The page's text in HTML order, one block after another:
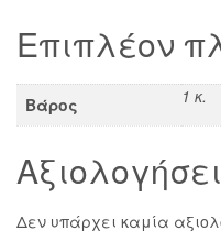
Επιπλέον
Βάρος 1 κ.
Δεν υπάρχει καμία